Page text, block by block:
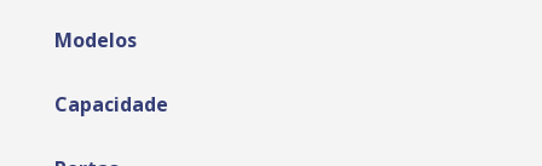
Modelos
Capacidade